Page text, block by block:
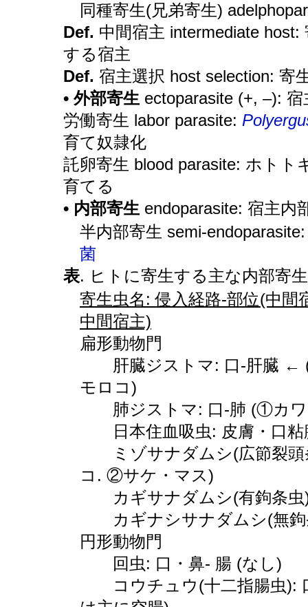
同種寄生(兄弟寄生)
Def. 中間宿主 intermediate
する宿主
Def. 宿主選択 host selection: 寄
• 外部寄生 ectoparasite (+, –):
労働寄生 labor parasite:
育て奴隷化
託卵寄生 blood parasite: ホト
育てる
• 内部寄生 endoparasite: 宿主内
半内部寄生 semi-
菌
表. ヒトに寄生する主な内部寄
寄生虫名: 侵入経路-部位(中
中間宿主)
扁形動物門
肝臓ジストマ: 口-肝臓 ←
モロコ)
肺ジストマ: 口-肺 (①カワ
日本住血吸虫: 皮膚・口粘
ミゾサナダムシ(広節裂頭
コ. ②サケ・マス)
カギサナダムシ(有鉤条虫
カギナシサナダムシ(無鉤
円形動物門
回虫: 口・鼻- 腸 (なし)
コウチュウ(十二指腸虫):